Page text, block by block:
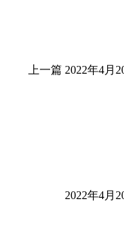
上一篇 2022年4月
2022年4月